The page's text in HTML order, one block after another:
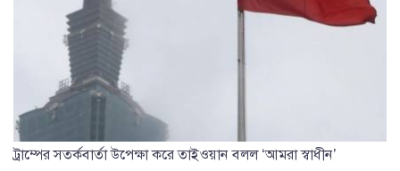
ট্রাম্পের সতর্কবার্তা উপেক্ষা করে তাইওয়ান বলল ‘আমরা স্বাধীন’